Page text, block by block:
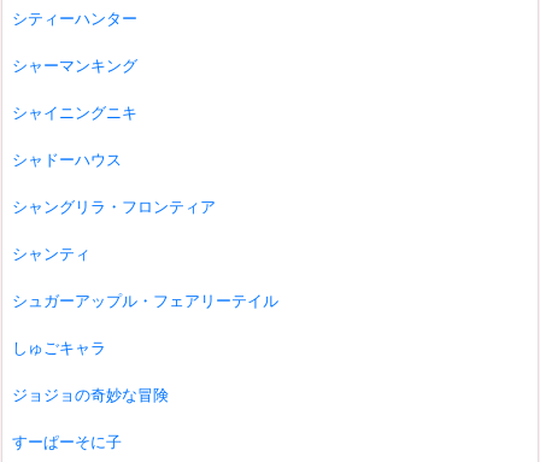
シティーハンター
シャーマンキング
シャイニングニキ
シャドーハウス
シャングリラ・フロンティア
シャンティ
シュガーアップル・フェアリーテイル
しゅごキャラ
ジョジョの奇妙な冒険
すーぱーそに子